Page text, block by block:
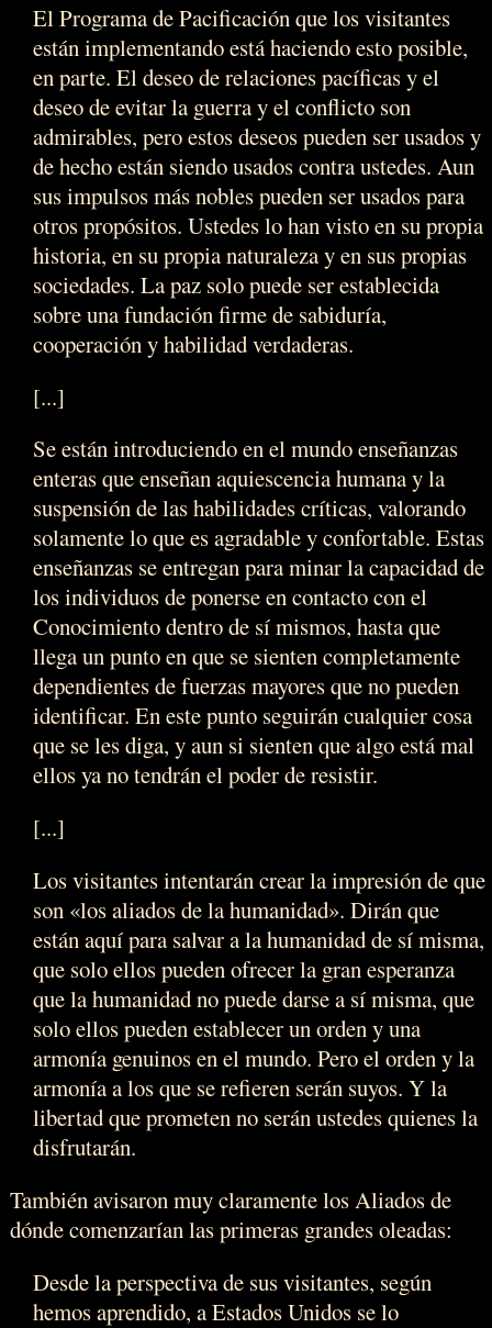
El Programa de Pacificación que los visitantes
están implementando está haciendo esto posible,
en parte. El deseo de relaciones pacíficas y el
deseo de evitar la guerra y el conflicto son
admirables, pero estos deseos pueden ser usados y
de hecho están siendo usados contra ustedes. Aun
sus impulsos más nobles pueden ser usados para
otros propósitos. Ustedes lo han visto en su propia
historia, en su propia naturaleza y en sus propias
sociedades. La paz solo puede ser establecida
sobre una fundación firme de sabiduría,
cooperación y habilidad verdaderas.
[...]
Se están introduciendo en el mundo enseñanzas
enteras que enseñan aquiescencia humana y la
suspensión de las habilidades críticas, valorando
solamente lo que es agradable y confortable. Estas
enseñanzas se entregan para minar la capacidad de
los individuos de ponerse en contacto con el
Conocimiento dentro de sí mismos, hasta que
llega un punto en que se sienten completamente
dependientes de fuerzas mayores que no pueden
identificar. En este punto seguirán cualquier cosa
que se les diga, y aun si sienten que algo está mal
ellos ya no tendrán el poder de resistir.
[...]
Los visitantes intentarán crear la impresión de que
son «los aliados de la humanidad». Dirán que
están aquí para salvar a la humanidad de sí misma,
que solo ellos pueden ofrecer la gran esperanza
que la humanidad no puede darse a sí misma, que
solo ellos pueden establecer un orden y una
armonía genuinos en el mundo. Pero el orden y la
armonía a los que se refieren serán suyos. Y la
libertad que prometen no serán ustedes quienes la
disfrutarán.
También avisaron muy claramente los Aliados de
dónde comenzarían las primeras grandes oleadas:
Desde la perspectiva de sus visitantes, según
hemos aprendido, a Estados Unidos se lo